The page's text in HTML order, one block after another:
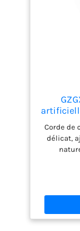
Corde de
délicat,
ou
et
durable,